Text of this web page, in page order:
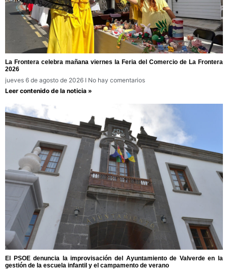
La Frontera celebra mañana viernes la Feria del Comercio de La Frontera
2026
jueves 6 de agosto de 2026
No hay comentarios
Leer contenido de la noticia »
El PSOE denuncia la improvisación del Ayuntamiento de Valverde en la
gestión de la escuela infantil y el campamento de verano